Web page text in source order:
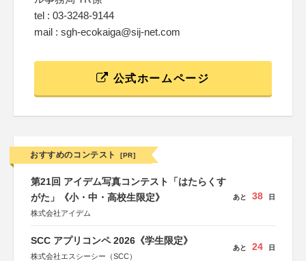
tel : 03-3248-9144
mail : sgh-ecokaiga@sij-net.com
公式ホームページ
おすすめのコンテスト [PR]
第21回 アイデム写真コンテスト「はたらくす
がた」《小・中・高校生限定》
株式会社アイデム
あと 38 日
SCC アプリコンペ 2026《学生限定》
株式会社エスシーシー（SCC）
あと 24 日